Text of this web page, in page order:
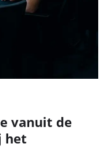
vanuit de
het